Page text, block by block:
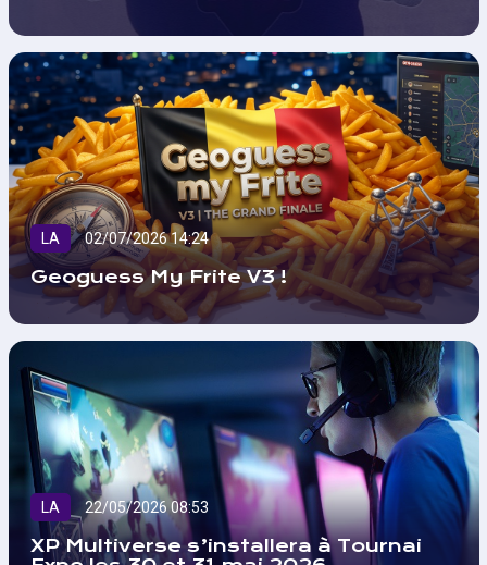
LA 02/07/2026 14:24
Geoguess My Frite V3 !
LA 22/05/2026 08:53
XP Multiverse s’installera à Tournai